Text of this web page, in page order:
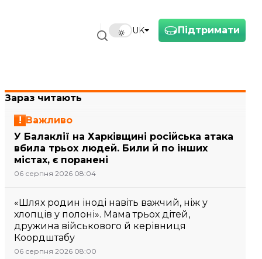
Підтримати
UK
Зараз читають
Важливо
У Балаклії на Харківщині російська атака
вбила трьох людей. Били й по інших
містах, є поранені
06 серпня 2026 08:04
«Шлях родин іноді навіть важчий, ніж у
хлопців у полоні». Мама трьох дітей,
дружина військового й керівниця
Коордштабу
06 серпня 2026 08:00